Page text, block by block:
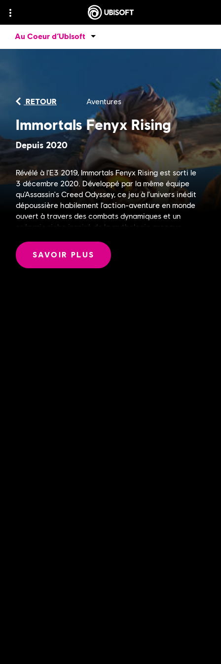
Au Coeur d’Ubisoft
RETOUR Aventures
Immortals Fenyx Rising
Depuis 2020
Révélé à l'E3 2019, Immortals Fenyx Rising est sorti le
3 décembre 2020. Développé par la même équipe
qu'Assassin's Creed Odyssey, ce jeu à l'univers inédit
dépoussière habilement l'action-aventure en monde
ouvert à travers des combats dynamiques et un
scénario riche inspiré de la mythologie grecque.
vous apprendrez à manier des pouvoirs légendaires
pour sauver les dieux grecs face à de redoutables
créatures mythologiques.
SAVOIR PLUS